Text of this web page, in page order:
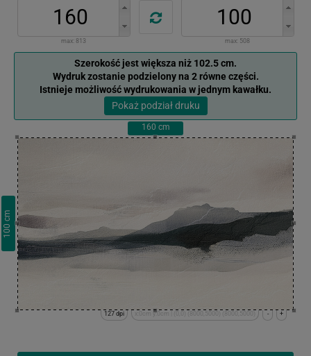
max: 813 max: 508
Szerokość jest większa niż 102.5 cm.
Wydruk zostanie podzielony na 2 równe części.
Istnieje możliwość wydrukowania w jednym kawałku.
Pokaż podział druku
160 cm
100
cm
+
-
x:0cm y:0cm | (0,0) (8000,5000) (8000,5000)
127 dpi